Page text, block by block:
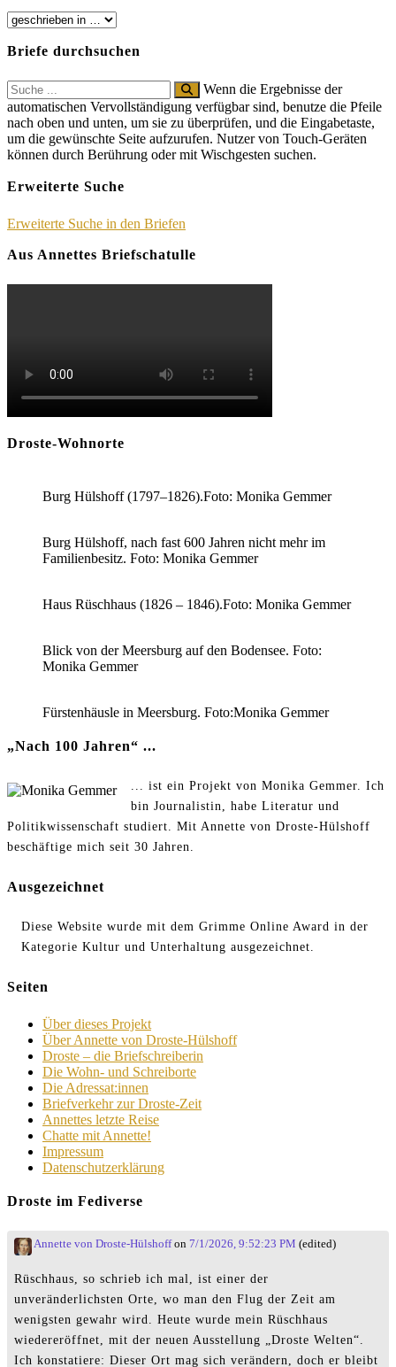
Briefe durchsuchen
Search
for:
Wenn die Ergebnisse der
automatischen Vervollständigung verfügbar sind, benutze die Pfeile
nach oben und unten, um sie zu überprüfen, und die Eingabetaste,
um die gewünschte Seite aufzurufen. Nutzer von Touch-Geräten
können durch Berührung oder mit Wischgesten suchen.
Erweiterte Suche
Erweiterte Suche in den Briefen
Aus Annettes Briefschatulle
Droste-Wohnorte
Burg Hülshoff (1797–1826).Foto: Monika Gemmer
Burg Hülshoff, nach fast 600 Jahren nicht mehr im
Familienbesitz. Foto: Monika Gemmer
Haus Rüschhaus (1826 – 1846).Foto: Monika Gemmer
Blick von der Meersburg auf den Bodensee. Foto:
Monika Gemmer
Fürstenhäusle in Meersburg. Foto:Monika Gemmer
„Nach 100 Jahren“ ...
... ist ein Projekt von Monika Gemmer. Ich
bin Journalistin, habe Literatur und
Politikwissenschaft studiert. Mit Annette von Droste-Hülshoff
beschäftige mich seit 30 Jahren.
Ausgezeichnet
Diese Website wurde mit dem Grimme Online Award in der
Kategorie Kultur und Unterhaltung ausgezeichnet.
Seiten
Über dieses Projekt
Über Annette von Droste-Hülshoff
Droste – die Briefschreiberin
Die Wohn- und Schreiborte
Die Adressat:innen
Briefverkehr zur Droste-Zeit
Annettes letzte Reise
Chatte mit Annette!
Impressum
Datenschutzerklärung
Droste im Fediverse
Annette von Droste-Hülshoffon 7/1/2026, 9:52:23 PM (edited)
Rüschhaus, so schrieb ich mal, ist einer der
unveränderlichsten Orte, wo man den Flug der Zeit am
wenigsten gewahr wird. Heute wurde mein Rüschhaus
wiedereröffnet, mit der neuen Ausstellung „Droste Welten“.
Ich konstatiere: Dieser Ort mag sich verändern, doch er bleibt